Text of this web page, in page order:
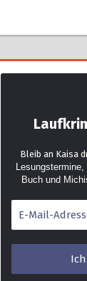
Bleib an Kaisa
Buch und